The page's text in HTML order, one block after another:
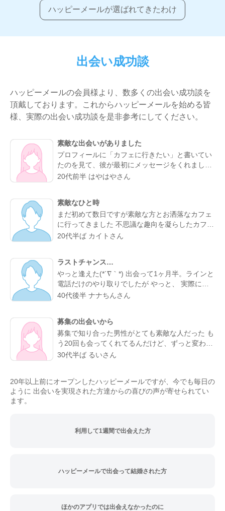
ハッピーメールが選ばれてきたわけ
出会い成功談
ハッピーメールの会員様より、数多くの出会い成功談を
頂戴しております。これからハッピーメールを始める皆
様、実際の出会い成功談を是非参考にしてください。
素敵な出会いがありました
プロフィールに「カフェに行きたい」と書いてい
たのを見て、彼が最初にメッセージをくれまし
た。やり取りしていく中で、彼がよく行くらしい
で、私的には今までになくメッセージが盛り上が
り嬉しかったです。 カフェに誘ってもらい、実際
にお会いするととっても話しやすくて、時間があ
っという間。 少し年上でしたが、気を使わずに話
たら、思わずドキドキしました。 成功談でいいの
か…まだどうなるかはわからないけど、出会えて
よかったと思える人になりました。
20代前半 はやはやさん
素敵なひと時
まだ初めて数日ですが素敵な方とお洒落なカフェ
に行ってきました 不思議な趣向を凝らしたカフェ
で過ごす時間はとてもリラックスできました 真面
20代半ば カイトさん
ラストチャンス…
やっと逢えた(*´∇｀*) 出会って1ヶ月半。ラインと
電話だけのやり取りでしたが やっと、 実際に会
うことが叶った。 お互い会うことは諦めていまし
方でした。 ホント、大切にしたいと思った。 ま
た会う約束もできた。 こんな僕と… ありがとう(*
´∇｀*)
40代後半 ナナちんさん
募集の出会いから
募集で知り合った男性がとても素敵な人だった も
う20回も会ってくれてるんだけど、ずっと変わら
ず紳士的に癒してくれる。仕事の協力もしてくれ
思わなかったな…
30代半ば るいさん
20年以上前にオープンしたハッピーメールですが、今でも毎日の
ように 出会いを実現された方達からの喜びの声が寄せられてい
ます。
利用して1週間で出会えた方
ハッピーメールで出会って結婚された方
ほかのアプリでは出会えなかったのに